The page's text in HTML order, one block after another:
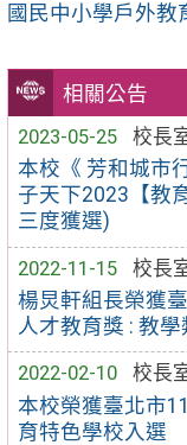
相關公告
2023-05-25
校長
本校《 芳和城市
子天下2023【教
三度獲選)
2022-11-15
校長
楊炅軒組長榮獲
人才教育獎 : 教
2022-02-10
校長
本校榮獲臺北市
育特色學校入選
國民中小學戶外教